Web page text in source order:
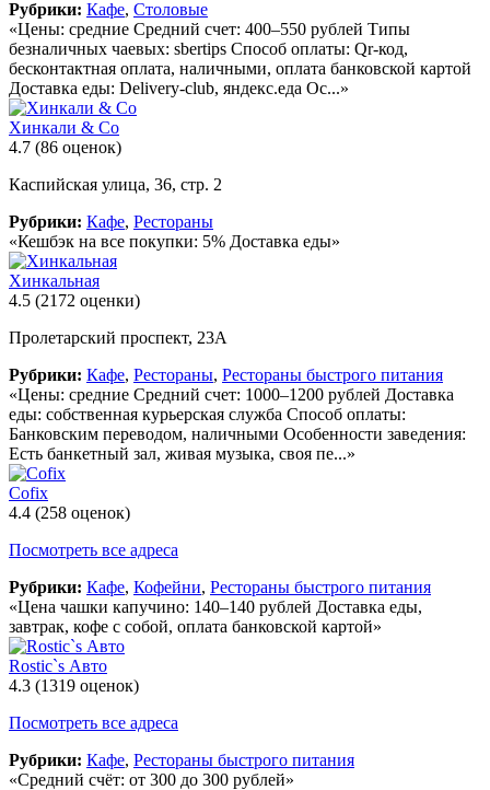
Рубрики: Кафе, Столовые
«Цены: средние Средний счет: 400–550 рублей Типы
безналичных чаевых: sbertips Способ оплаты: Qr-код,
бесконтактная оплата, наличными, оплата банковской картой
Доставка еды: Delivery-club, яндекс.еда Ос...»
Хинкали & Со
4.7 (86 оценок)
Каспийская улица, 36, стр. 2
Рубрики: Кафе, Рестораны
«Кешбэк на все покупки: 5% Доставка еды»
Хинкальная
4.5 (2172 оценки)
Пролетарский проспект, 23А
Рубрики: Кафе, Рестораны, Рестораны быстрого питания
«Цены: средние Средний счет: 1000–1200 рублей Доставка
еды: собственная курьерская служба Способ оплаты:
Банковским переводом, наличными Особенности заведения:
Есть банкетный зал, живая музыка, своя пе...»
Cofix
4.4 (258 оценок)
Посмотреть все адреса
Рубрики: Кафе, Кофейни, Рестораны быстрого питания
«Цена чашки капучино: 140–140 рублей Доставка еды,
завтрак, кофе с собой, оплата банковской картой»
Rostic`s Авто
4.3 (1319 оценок)
Посмотреть все адреса
Рубрики: Кафе, Рестораны быстрого питания
«Средний счёт: от 300 до 300 рублей»